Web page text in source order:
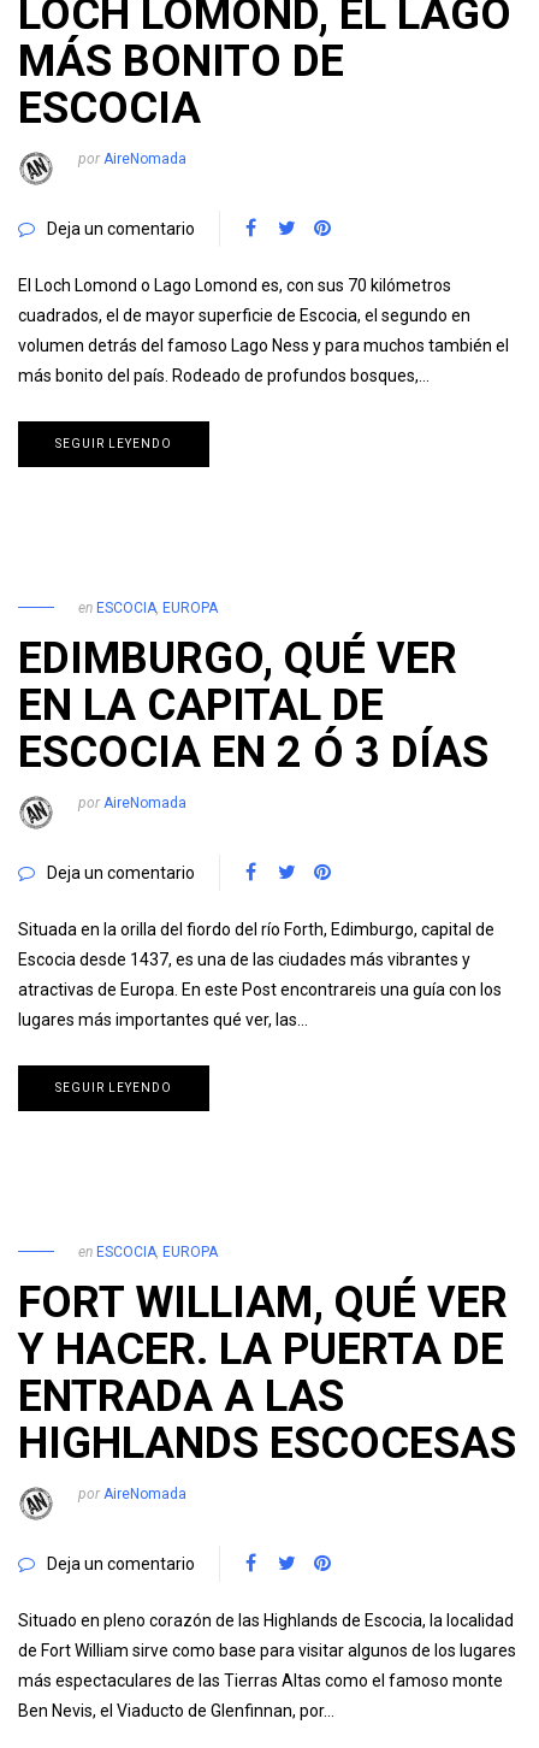
LOCH LOMOND, EL LAGO
MÁS BONITO DE
ESCOCIA
por AireNomada
Deja un comentario
El Loch Lomond o Lago Lomond es, con sus 70 kilómetros
cuadrados, el de mayor superficie de Escocia, el segundo en
volumen detrás del famoso Lago Ness y para muchos también el
más bonito del país. Rodeado de profundos bosques,…
SEGUIR LEYENDO
en ESCOCIA, EUROPA
EDIMBURGO, QUÉ VER
EN LA CAPITAL DE
ESCOCIA EN 2 Ó 3 DÍAS
por AireNomada
Deja un comentario
Situada en la orilla del fiordo del río Forth, Edimburgo, capital de
Escocia desde 1437, es una de las ciudades más vibrantes y
atractivas de Europa. En este Post encontrareis una guía con los
lugares más importantes qué ver, las…
SEGUIR LEYENDO
en ESCOCIA, EUROPA
FORT WILLIAM, QUÉ VER
Y HACER. LA PUERTA DE
ENTRADA A LAS
HIGHLANDS ESCOCESAS
por AireNomada
Deja un comentario
Situado en pleno corazón de las Highlands de Escocia, la localidad
de Fort William sirve como base para visitar algunos de los lugares
más espectaculares de las Tierras Altas como el famoso monte
Ben Nevis, el Viaducto de Glenfinnan, por…